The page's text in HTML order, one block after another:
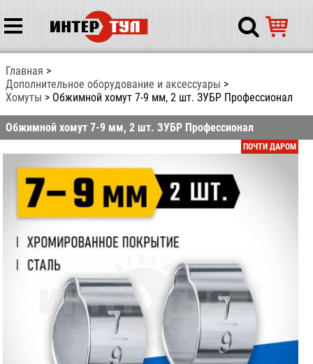
Главная
Дополнительное оборудование и аксессуары
Хомуты
Обжимной хомут 7-9 мм, 2 шт. ЗУБР Профессионал
Обжимной хомут 7-9 мм, 2 шт. ЗУБР Профессионал
ПОЧТИ ДАРОМ